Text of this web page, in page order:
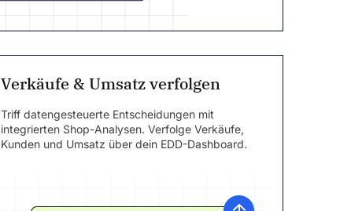
Verkäufe & Umsatz verfolgen
Triff datengesteuerte Entscheidungen mit
integrierten Shop-Analysen. Verfolge Verkäufe,
Kunden und Umsatz über dein EDD-Dashboard.